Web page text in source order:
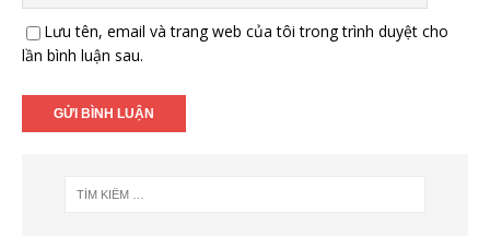
Lưu tên, email và trang web của tôi trong trình duyệt cho
lần bình luận sau.